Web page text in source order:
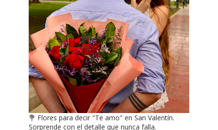
💐 Flores para decir "Te amo" en San Valentín.
Sorprende con el detalle que nunca falla.